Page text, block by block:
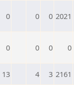
0 0 0 2021
0 0 0 0
13 4 3 2161